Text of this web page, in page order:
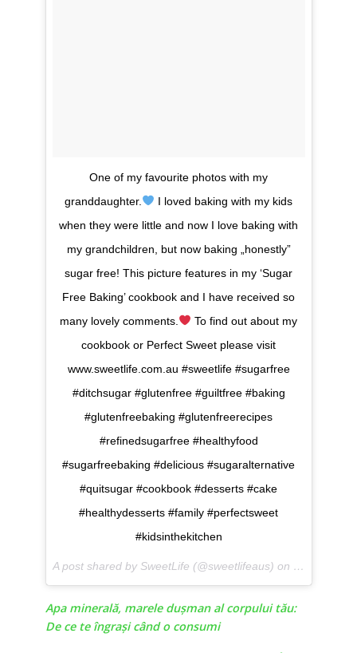
One of my favourite photos with my
granddaughter.
I loved baking with my kids
when they were little and now I love baking with
my grandchildren, but now baking „honestly”
sugar free! This picture features in my ‘Sugar
Free Baking’ cookbook and I have received so
many lovely comments.
To find out about my
cookbook or Perfect Sweet please visit
www.sweetlife.com.au #sweetlife #sugarfree
#ditchsugar #glutenfree #guiltfree #baking
#glutenfreebaking #glutenfreerecipes
#refinedsugarfree #healthyfood
#sugarfreebaking #delicious #sugaralternative
#quitsugar #cookbook #desserts #cake
#healthydesserts #family #perfectsweet
#kidsinthekitchen
A post shared by SweetLife (@sweetlifeaus) on
May 29,
Apa minerală, marele duşman al corpului tău:
De ce te îngraşi când o consumi